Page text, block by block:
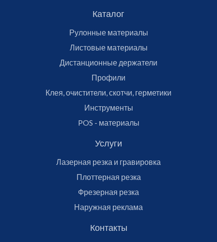
Каталог
Рулонные материалы
Листовые материалы
Дистанционные держатели
Профили
Клея, очистители, скотчи, герметики
Инструменты
POS - материалы
Услуги
Лазерная резка и гравировка
Плоттерная резка
Фрезерная резка
Наружная реклама
Контакты